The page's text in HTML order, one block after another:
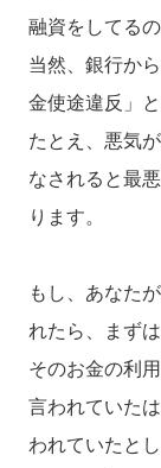
融資をしてるの
当然、銀行か
金使途違反」
たとえ、悪気
なされると最
ります。
もし、あなた
れたら、まず
そのお金の利
言われていた
われていたと